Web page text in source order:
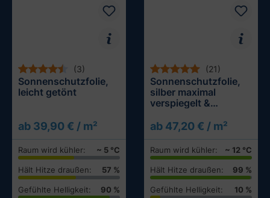
(3)
Sonnenschutzfolie,
leicht getönt
ab 39,90 € / m²
Raum wird kühler: ~ 5 °C
Hält Hitze draußen: 57 %
Gefühlte Helligkeit: 90 %
Muster testen
(21)
Sonnenschutzfolie,
silber maximal
verspiegelt &
ab 47,20 € / m²
Raum wird kühler: ~ 12 °C
Hält Hitze draußen: 99 %
Gefühlte Helligkeit: 10 %
Muster testen